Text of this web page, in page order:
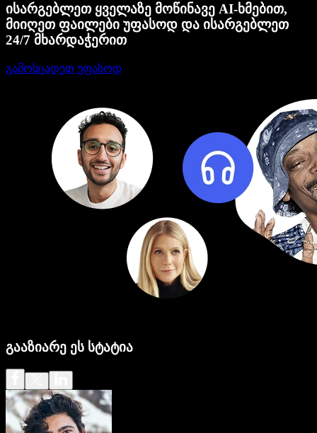
ისარგებლეთ ყველაზე მოწინავე AI-ხმებით,
მიიღეთ ფაილები უფასოდ და ისარგებლეთ
24/7 მხარდაჭერით
გამოსცადეთ უფასოდ
გააზიარე ეს სტატია